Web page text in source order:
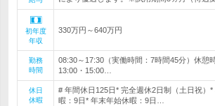
初年度
年収
330万円～640万円
勤務
時間
08:30～17:30（実働時間：7時間45分）休憩
13:00・15:00…
休日
休暇
# 年間休日125日* 完全週休2日制（土日祝）*
暇：9日* 年末年始休暇：9日…